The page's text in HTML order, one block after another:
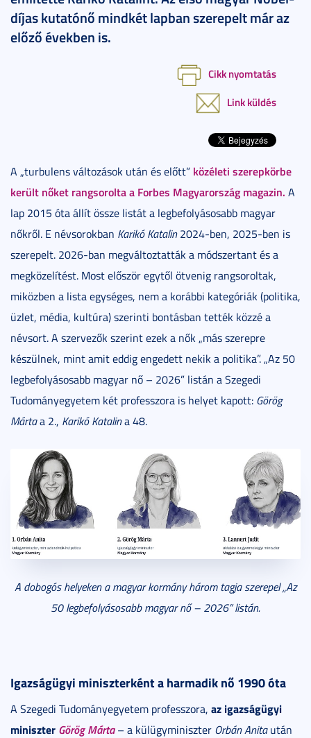
díjas kutatónő mindkét lapban szerepelt már az
előző években is.
Cikk nyomtatás
Link küldés
A „turbulens változások után és előtt” közéleti szerepkörbe
került nőket rangsorolta a Forbes Magyarország magazin. A
lap 2015 óta állít össze listát a legbefolyásosabb magyar
nőkről. E névsorokban Karikó Katalin2024-ben, 2025-ben is
szerepelt. 2026-ban megváltoztatták a módszertant és a
megközelítést. Most először egytől ötvenig rangsoroltak,
miközben a lista egységes, nem a korábbi kategóriák (politika,
üzlet, média, kultúra) szerinti bontásban tették közzé a
névsort. A szervezők szerint ezek a nők „más szerepre
készülnek, mint amit eddig engedett nekik a politika”. „Az 50
legbefolyásosabb magyar nő – 2026” listán a Szegedi
Tudományegyetem két professzora is helyet kapott: Görög
Mártaa 2., Karikó Katalina 48.
A dobogós helyeken a magyar kormány három tagja szerepel „Az
50 legbefolyásosabb magyar nő – 2026” listán.
Igazságügyi miniszterként a harmadik nő 1990 óta
A Szegedi Tudományegyetem professzora, az igazságügyi
miniszter Görög Márta– a külügyminiszter Orbán Anitaután